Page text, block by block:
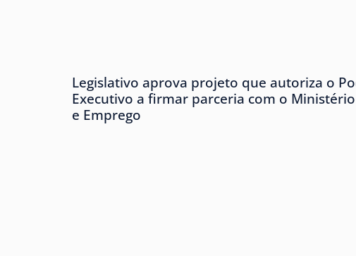
Legislativo aprova projeto que autoriza o
Executivo a firmar parceria com o
e Emprego